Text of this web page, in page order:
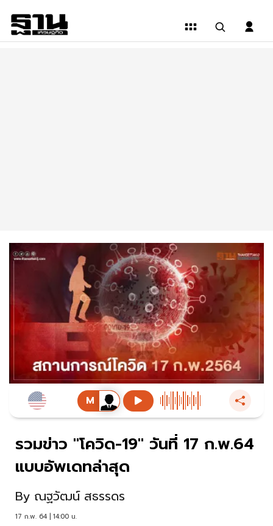
รวมข่าว "โควิด-19" วันที่ 17 ก.พ.64
แบบอัพเดทล่าสุด
By ณฐวัฒน์ สธรรดร
17 ก.พ. 64 | 14:00 น.